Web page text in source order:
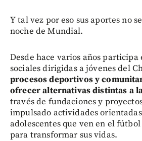
Y tal vez por eso sus aportes no
noche de Mundial.
Desde hace varios años
sociales dirigidas a jóvenes del
procesos deportivos y
ofrecer alternativas distintas a
través de fundaciones y
impulsado actividades
adolescentes que ven en el
para transformar sus vidas.